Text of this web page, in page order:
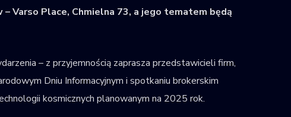
Varso Place, Chmielna 73, a jego tematem będą
– z przyjemnością zaprasza przedstawicieli firm,
Dniu Informacyjnym i spotkaniu brokerskim
kosmicznych planowanym na 2025 rok.